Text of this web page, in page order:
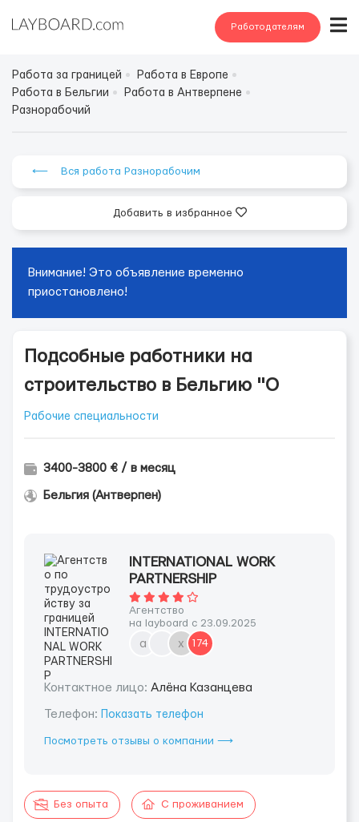
Работодателям
Работа за границей
Работа в Европе
Работа в Бельгии
Работа в Антверпене
Разнорабочий
⟵ Вся работа Разнорабочим
Добавить в избранное
Внимание! Это объявление временно
приостановлено!
Подсобные работники на
строительство в Бельгию "О
Рабочие специальности
3400-3800 € / в месяц
Бельгия (Антверпен)
INTERNATIONAL WORK
PARTNERSHIP
Агентство
на layboard с 23.09.2025
a х 174
Контактное лицо: Алёна Казанцева
Телефон: Показать телефон
Посмотреть отзывы о компании ⟶
Без опыта С проживанием